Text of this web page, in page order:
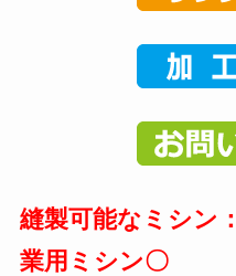
縫製可能なミシン
業用ミシン〇